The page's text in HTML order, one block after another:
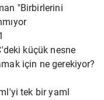
"Birbirlerini
küçük nesne
için ne gerekiyor?
tek bir yaml